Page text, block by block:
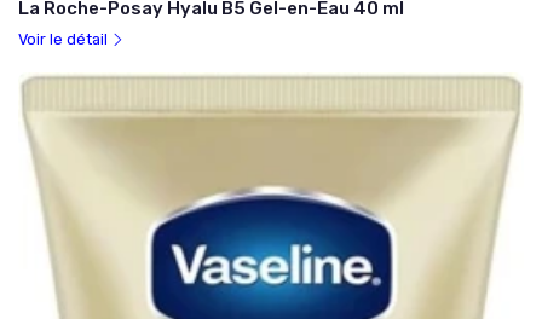
La Roche-Posay Hyalu B5 Gel-en-Eau 40 ml
Voir le détail